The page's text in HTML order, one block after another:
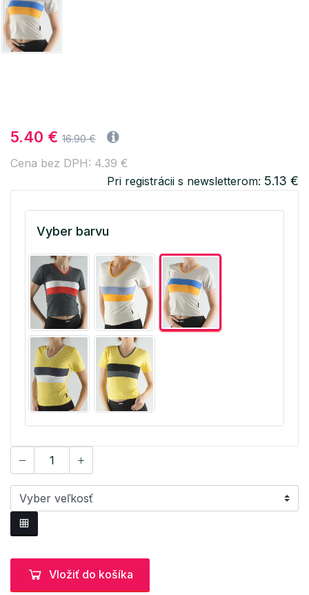
5.40 € 16.90 €
Cena bez DPH: 4.39 €
Pri registrácii s newsletterom: 5.13 €
Vyber barvu
Vložiť do košíka